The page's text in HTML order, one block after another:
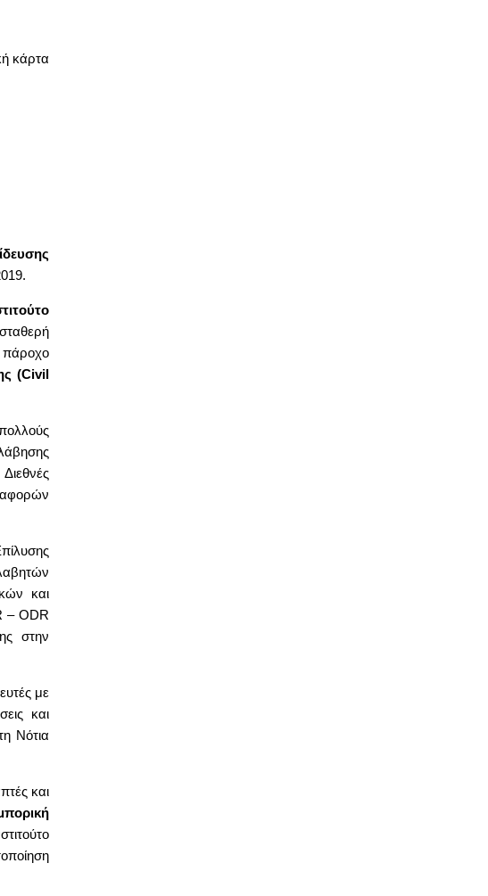
κάρτα
(Civil
και
– ODR
στην
με
και
Νότια
και